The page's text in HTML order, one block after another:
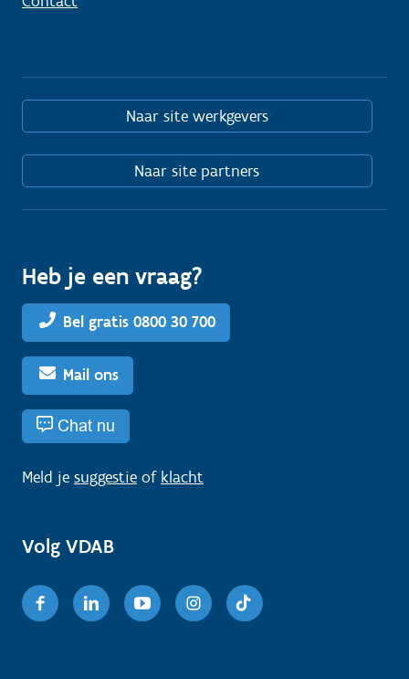
Naar site werkgevers
Naar site partners
Heb je een vraag?
Bel gratis 0800 30 700
Mail ons
Chat nu
Meld je suggestie of klacht
Volg VDAB
FacebookLinkedinYoutubeInstagram